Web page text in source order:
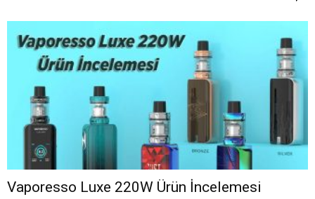
Vaporesso Luxe 220W Ürün İncelemesi